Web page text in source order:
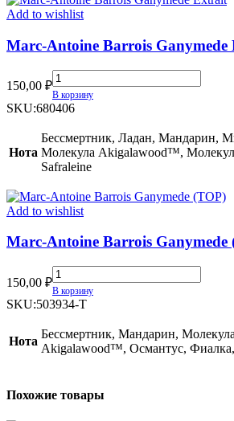
Add to wishlist
Marc-Antoine Barrois
150,00 ₽
Marc-
Antoine
Barrois
Extrait
quantity
В корзину
SKU:680406
Нота
Бессмертник, Ладан, Мандарин,
Молекула Akigalawood™,
Safraleine
Add to wishlist
Marc-Antoine Barrois Ganymede
150,00 ₽
Marc-
Antoine
Barrois
(TOP)
quantity
В корзину
SKU:503934-T
Нота
Бессмертник, Мандарин, Молекула
Akigalawood™, Османтус,
Похожие товары